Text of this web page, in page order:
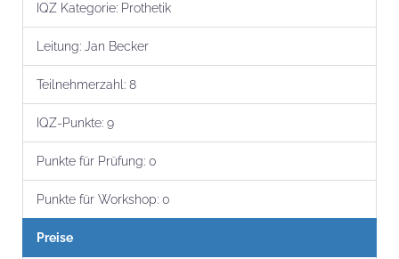
IQZ Kategorie: Prothetik
Leitung: Jan Becker
Teilnehmer­zahl: 8
IQZ-Punkte: 9
Punkte für Prüfung: 0
Punkte für Workshop: 0
Preise